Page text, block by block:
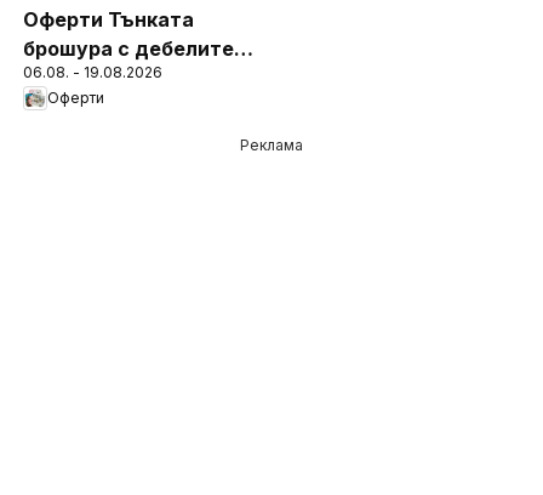
Оферти Тънката
брошура с дебелите
отстъпки
06.08. - 19.08.2026
Оферти
Реклама